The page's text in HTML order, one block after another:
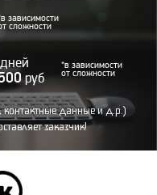
зависимости
сложности
руб
*в зависимости
от сложности
контактные данные и д.р.)
заказчик!